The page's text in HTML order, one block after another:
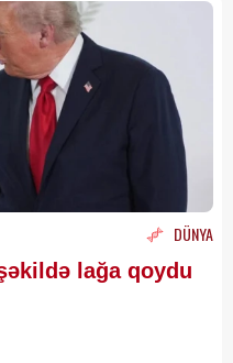
DÜNYA
lağa qoydu